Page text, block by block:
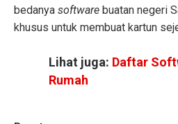
bedanya software buatan negeri
khusus untuk membuat kartun
Lihat juga: Daftar
Rumah